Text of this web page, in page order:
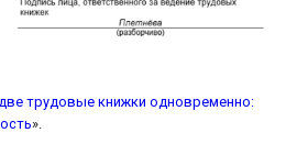
трудовые книжки одновременно:
».